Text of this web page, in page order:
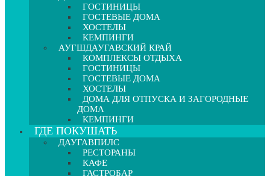
ГОСТИНИЦЫ
ГОСТЕВЫЕ ДОМА
ХОСТЕЛЫ
КЕМПИНГИ
АУГШДАУГАВСКИЙ КРАЙ
КОМПЛЕКСЫ ОТДЫХА
ГОСТИНИЦЫ
ГОСТЕВЫЕ ДОМА
ХОСТЕЛЫ
ДОМА ДЛЯ ОТПУСКА И ЗАГОРОДНЫЕ
ДОМА
КЕМПИНГИ
ГДЕ ПОКУШАТЬ
ДАУГАВПИЛС
РЕСТОРАНЫ
КАФЕ
ГАСТРОБАР